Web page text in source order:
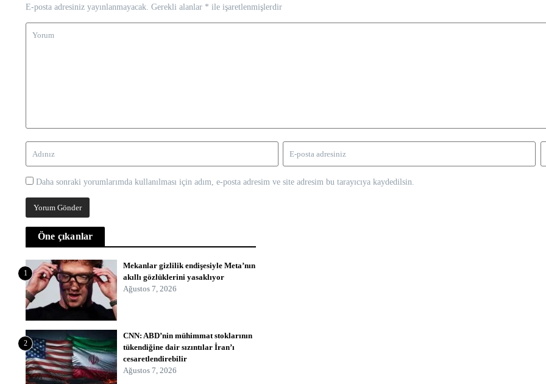
E-posta adresiniz yayınlanmayacak. Gerekli alanlar * ile işaretlenmişlerdir
Daha sonraki yorumlarımda kullanılması için adım, e-posta adresim ve site adresim bu tarayıcıya kaydedilsin.
Öne çıkanlar
1
Mekanlar gizlilik endişesiyle Meta’nın
akıllı gözlüklerini yasaklıyor
Ağustos 7, 2026
2
CNN: ABD’nin mühimmat stoklarının
tükendiğine dair sızıntılar İran’ı
cesaretlendirebilir
Ağustos 7, 2026